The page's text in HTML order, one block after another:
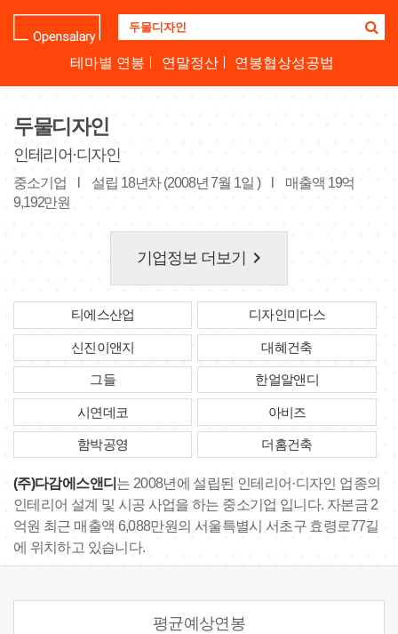
업
명
세
요
테마별 연봉 연말정산 연봉협상성공법
두물디자인
인테리어·디자인
중소기업 설립 18년차 (2008년 7월 1일 )
매출액 19억
9,192만원
기업정보 더보기 keyboard_arrow_right
티에스산업 디자인미다스
신진이앤지 대혜건축
그들 한얼알앤디
시연데코 아비즈
함박공영 더홈건축
(주)다감에스앤디 는 2008년에 설립된 인테리어·디자인 업종의
인테리어 설계 및 시공 사업을 하는 중소기업 입니다. 자본금 2
억원 최근 매출액 6,088만원의 서울특별시 서초구 효령로77길
에 위치하고 있습니다.
평균예상연봉